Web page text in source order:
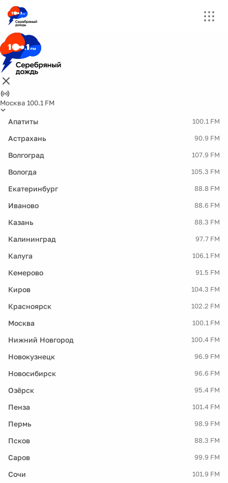
Москва 100.1 FM
Апатиты 100.1 FM
Астрахань 90.9 FM
Волгоград 107.9 FM
Вологда 105.3 FM
Екатеринбург 88.8 FM
Иваново 88.6 FM
Казань 88.3 FM
Калининград 97.7 FM
Калуга 106.1 FM
Кемерово 91.5 FM
Киров 104.3 FM
Красноярск 102.2 FM
Москва 100.1 FM
Нижний Новгород 100.4 FM
Новокузнецк 96.9 FM
Новосибирск 96.6 FM
Озёрск 95.4 FM
Пенза 101.4 FM
Пермь 98.9 FM
Псков 88.3 FM
Саров 99.9 FM
Сочи 101.9 FM